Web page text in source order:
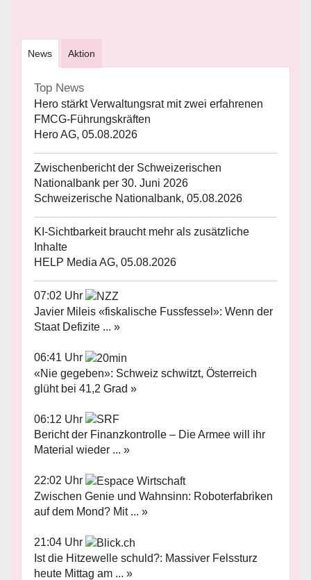
News Aktion
Top News
Hero stärkt Verwaltungsrat mit zwei erfahrenen
FMCG-Führungskräften
Hero AG, 05.08.2026
Zwischenbericht der Schweizerischen
Nationalbank per 30. Juni 2026
Schweizerische Nationalbank, 05.08.2026
KI-Sichtbarkeit braucht mehr als zusätzliche
Inhalte
HELP Media AG, 05.08.2026
07:02 Uhr
Javier Mileis «fiskalische Fussfessel»: Wenn der
Staat Defizite ... »
06:41 Uhr
«Nie gegeben»: Schweiz schwitzt, Österreich
glüht bei 41,2 Grad »
06:12 Uhr
Bericht der Finanzkontrolle – Die Armee will ihr
Material wieder ... »
22:02 Uhr
Zwischen Genie und Wahnsinn: Roboterfabriken
auf dem Mond? Mit ... »
21:04 Uhr
Ist die Hitzewelle schuld?: Massiver Felssturz
heute Mittag am ... »